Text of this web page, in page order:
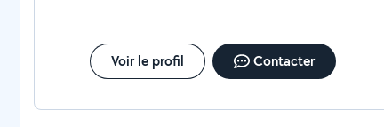
Voir le profil Contacter